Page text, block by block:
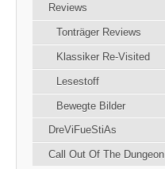
Reviews
Tonträger Reviews
Klassiker Re-Visited
Lesestoff
Bewegte Bilder
DreViFueStiAs
Call Out Of The Dungeon